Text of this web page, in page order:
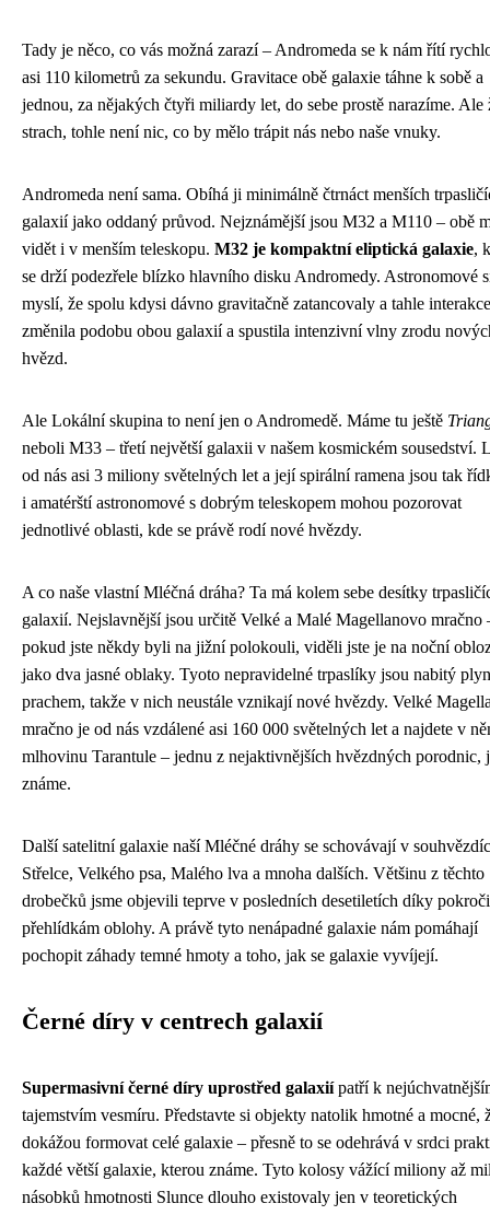
Tady je něco, co vás možná zarazí – Andromeda se k nám řítí
asi 110 kilometrů za sekundu. Gravitace obě galaxie táhne k sobě a
jednou, za nějakých čtyři miliardy let, do sebe prostě narazíme. Ale
strach, tohle není nic, co by mělo trápit nás nebo naše vnuky.
Andromeda není sama. Obíhá ji minimálně čtrnáct menších
galaxií jako oddaný průvod. Nejznámější jsou M32 a M110 – obě
vidět i v menším teleskopu. M32 je kompaktní eliptická galaxie,
se drží podezřele blízko hlavního disku Andromedy. Astronomové
myslí, že spolu kdysi dávno gravitačně zatancovaly a tahle interakce
změnila podobu obou galaxií a spustila intenzivní vlny zrodu
hvězd.
Ale Lokální skupina to není jen o Andromedě. Máme tu ještě
neboli M33 – třetí největší galaxii v našem kosmickém sousedství.
od nás asi 3 miliony světelných let a její spirální ramena jsou tak
i amatérští astronomové s dobrým teleskopem mohou pozorovat
jednotlivé oblasti, kde se právě rodí nové hvězdy.
A co naše vlastní Mléčná dráha? Ta má kolem sebe desítky
galaxií. Nejslavnější jsou určitě Velké a Malé Magellanovo mračno
pokud jste někdy byli na jižní polokouli, viděli jste je na noční
jako dva jasné oblaky. Tyoto nepravidelné trpaslíky jsou nabitý
prachem, takže v nich neustále vznikají nové hvězdy. Velké
mračno je od nás vzdálené asi 160 000 světelných let a najdete v
mlhovinu Tarantule – jednu z nejaktivnějších hvězdných porodnic,
známe.
Další satelitní galaxie naší Mléčné dráhy se schovávají v
Střelce, Velkého psa, Malého lva a mnoha dalších. Většinu z těchto
drobečků jsme objevili teprve v posledních desetiletích díky
přehlídkám oblohy. A právě tyto nenápadné galaxie nám pomáhají
pochopit záhady temné hmoty a toho, jak se galaxie vyvíjejí.
Černé díry v centrech galaxií
Supermasivní černé díry uprostřed galaxiípatří k
tajemstvím vesmíru. Představte si objekty natolik hmotné a mocné,
dokážou formovat celé galaxie – přesně to se odehrává v srdci
každé větší galaxie, kterou známe. Tyto kolosy vážící miliony až
násobků hmotnosti Slunce dlouho existovaly jen v teoretických